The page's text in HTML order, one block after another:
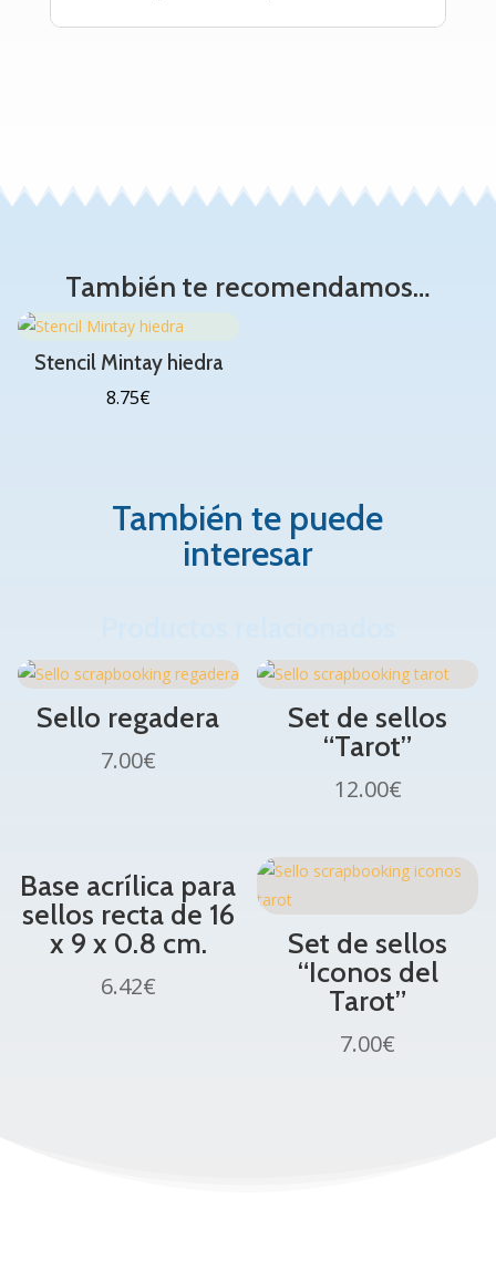
También te recomendamos…
Stencil Mintay hiedra
8.75€
También te puede
interesar
Sello regadera
7.00€
Set de sellos
“Tarot”
12.00€
Base acrílica para
sellos recta de 16
x 9 x 0.8 cm.
6.42€
Set de sellos
“Iconos del
Tarot”
7.00€